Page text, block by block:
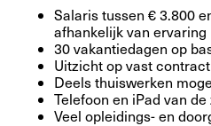
Salaris tussen € 3.800
afhankelijk van ervaring
30 vakantiedagen op
Uitzicht op vast contract
Deels thuiswerken
Telefoon en iPad van de
Veel opleidings- en